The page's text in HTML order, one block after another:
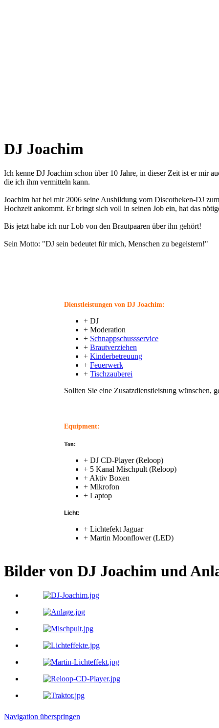
DJ Joachim
Ich kenne DJ Joachim schon über 10 Jahre, in dieser Zeit ist er mir
die ich ihm vermitteln kann.
Joachim hat bei mir 2006 seine Ausbildung vom Discotheken-DJ
Hochzeit ankommt. Er bringt sich voll in seinen Job ein, hat das
Bis jetzt habe ich nur Lob von den Brautpaaren über ihn gehört!
Sein Motto: "DJ sein bedeutet für mich, Menschen zu begeistern!"
Dienstleistungen von DJ Joachim:
+ DJ
+ Moderation
+ Schnappschussservice
+ Brautverziehen
+ Kinderbetreuung
+ Feuerwerk
+ Tischzauberei
Sollten Sie eine Zusatzdienstleistung
Equipment:
Ton:
+ DJ CD-Player (Reloop)
+ 5 Kanal Mischpult (Reloop)
+ Aktiv Boxen
+ Mikrofon
+ Laptop
Licht:
+ Lichtefekt Jaguar
+ Martin Moonflower (LED)
Bilder von DJ Joachim und
Navigation überspringen